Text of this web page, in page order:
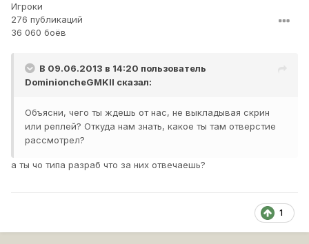
Игроки
276 публикаций
36 060 боёв
В 09.06.2013 в 14:20 пользователь
DominioncheGMKII сказал:
Объясни, чего ты ждешь от нас, не выкладывая скрин
или реплей? Откуда нам знать, какое ты там отверстие
рассмотрел?
а ты чо типа разраб что за них отвечаешь?
1